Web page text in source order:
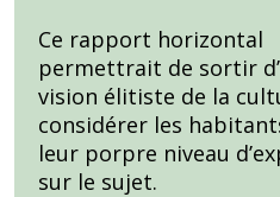
Ce rapport horizontal
permettrait de sortir
vision élitiste de la
considérer les
leur porpre niveau
sur le sujet.